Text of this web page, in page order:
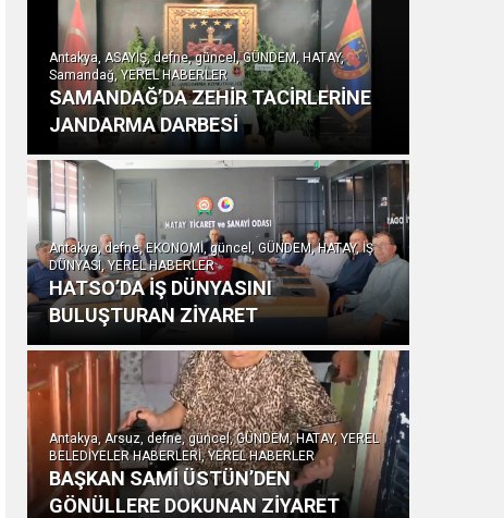
Antakya, ASAYİŞ, defne, güncel, GÜNDEM, HATAY,
Samandağ, YEREL HABERLER
SAMANDAĞ’DA ZEHİR TACİRLERİNE
JANDARMA DARBESİ
Antakya, defne, EKONOMİ, güncel, GÜNDEM, HATAY, İŞ
DÜNYASI, YEREL HABERLER
HATSO’DA İŞ DÜNYASINI
BULUŞTURAN ZİYARET
Antakya, Arsuz, defne, güncel, GÜNDEM, HATAY, YEREL
BELEDİYELER HABERLERİ, YEREL HABERLER
BAŞKAN SAMİ ÜSTÜN’DEN
GÖNÜLLERE DOKUNAN ZİYARET